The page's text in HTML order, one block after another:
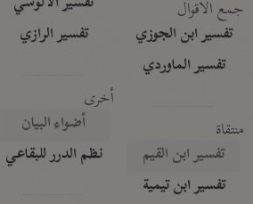
جمع الأقوال
تفسير ابن الجوزي
تفسير الماوردي
منتقاة
تفسير ابن القيم
تفسير ابن تيمية
تفسير الرازي
أخرى
أضواء البيان
نظم الدرر للبقاعي